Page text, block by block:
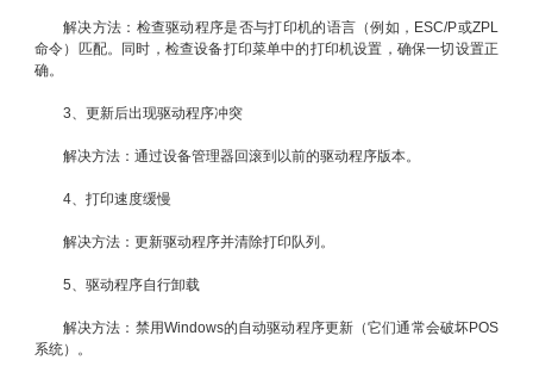
解决方法：检查驱动程序是否与打印机的语言（例如，ESC/P或ZPL
命令）匹配。同时，检查设备打印菜单中的打印机设置，确保一切设置正
确。
3、更新后出现驱动程序冲突
解决方法：通过设备管理器回滚到以前的驱动程序版本。
4、打印速度缓慢
解决方法：更新驱动程序并清除打印队列。
5、驱动程序自行卸载
解决方法：禁用Windows的自动驱动程序更新（它们通常会破坏POS
系统）。